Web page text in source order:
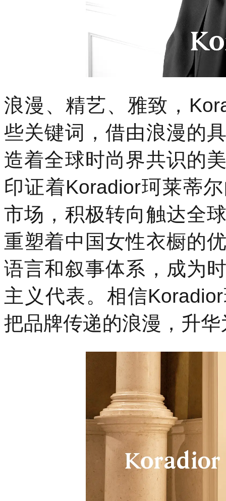
浪漫、精艺、雅致，
些关键词，借由浪漫的
造着全球时尚界共识的
印证着Koradior珂莱蒂
市场，积极转向触达全
重塑着中国女性衣橱的
语言和叙事体系，成为
主义代表。相信
把品牌传递的浪漫，升